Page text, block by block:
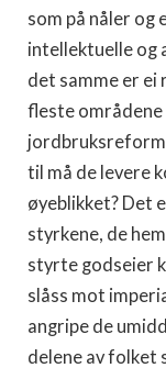
som på nåler
intellektuelle og
det samme er ei
fleste områdene
til må de levere
øyeblikket? Det
styrkene, de
styrte godseier
slåss mot
angripe de
delene av folket